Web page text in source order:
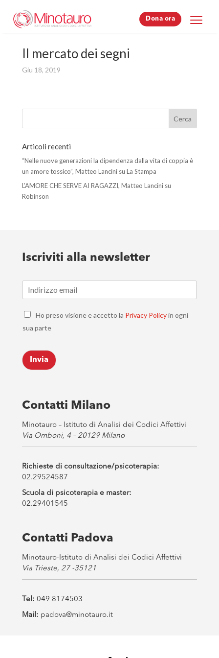
Dona ora
Dona ora
Il mercato dei segni
Giu 18, 2019
Articoli recenti
“Nelle nuove generazioni la dipendenza dalla vita di coppia è
un amore tossico”, Matteo Lancini su La Stampa
L’AMORE CHE SERVE AI RAGAZZI, Matteo Lancini su
Robinson
Iscriviti alla newsletter
m
*
C
e
k
b
o
s
*
Ho preso visione e accetto la Privacy Policyin ogni
sua parte
Invia
Contatti Milano
Minotauro – Istituto di Analisi dei Codici Affettivi
Via Omboni, 4 – 20129 Milano
Richieste di consultazione/psicoterapia:
02.29524587
Scuola di psicoterapia e master:
02.29401545
Contatti Padova
Minotauro-Istituto di Analisi dei Codici Affettivi
Via Trieste, 27 -35121
Tel: 049 8174503
Mail: padova@minotauro.it